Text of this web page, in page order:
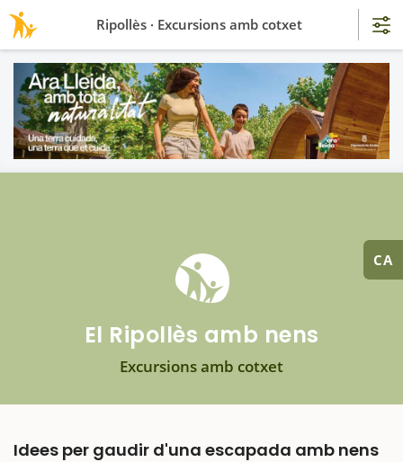
CA
El Ripollès amb nens
Excursions amb cotxet
Idees per gaudir d'una escapada amb nens
Ripollès · Excursions amb cotxet